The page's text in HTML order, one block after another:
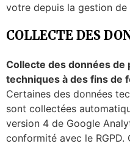
votre depuis la gestion
COLLECTE DES
Collecte des données
techniques à des fins de
Certaines des données
sont collectées
version 4 de Google
conformité avec le